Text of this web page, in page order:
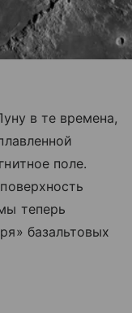
в те времена,
поле.
теперь
базальтовых